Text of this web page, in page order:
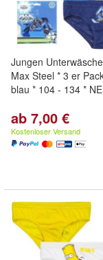
Jungen
Max Steel * 3 er
blau * 104 - 134 *
ab 7,00 €
Kostenloser Versand